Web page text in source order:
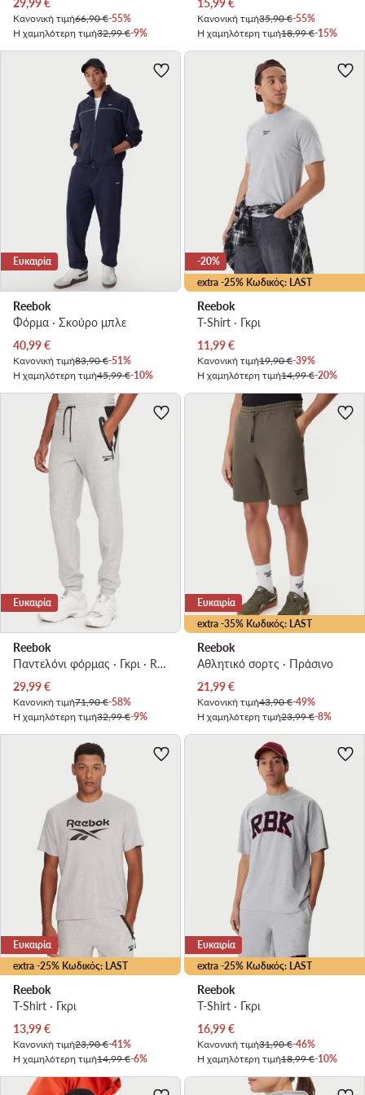
Κανονική τιμή66,90 €-55%
Η χαμηλότερη τιμή32,99 €-9%
Κανονική τιμή35,90 €-55%
Η χαμηλότερη τιμή18,99 €-15%
Ευκαιρία
Reebok
Φόρμα · Σκούρο μπλε
Τρέχουσα τιμή
40,99€
Κανονική τιμή83,90 €-51%
Η χαμηλότερη τιμή45,99 €-10%
extra -25% Κωδικός: LAST
-20%
Reebok
T-Shirt · Γκρι
Τρέχουσα τιμή
11,99€
Κανονική τιμή19,90 €-39%
Η χαμηλότερη τιμή14,99 €-20%
Ευκαιρία
Reebok
Παντελόνι φόρμας · Γκρι · Regular Fit
Τρέχουσα τιμή
29,99€
Κανονική τιμή71,90 €-58%
Η χαμηλότερη τιμή32,99 €-9%
extra -35% Κωδικός: LAST
Ευκαιρία
Reebok
Αθλητικό σορτς · Πράσινο
Τρέχουσα τιμή
21,99€
Κανονική τιμή43,90 €-49%
Η χαμηλότερη τιμή23,99 €-8%
extra -25% Κωδικός: LAST
Ευκαιρία
Reebok
T-Shirt · Γκρι
Τρέχουσα τιμή
13,99€
Κανονική τιμή23,90 €-41%
Η χαμηλότερη τιμή14,99 €-6%
extra -25% Κωδικός: LAST
Ευκαιρία
Reebok
T-Shirt · Γκρι
Τρέχουσα τιμή
16,99€
Κανονική τιμή31,90 €-46%
Η χαμηλότερη τιμή18,99 €-10%